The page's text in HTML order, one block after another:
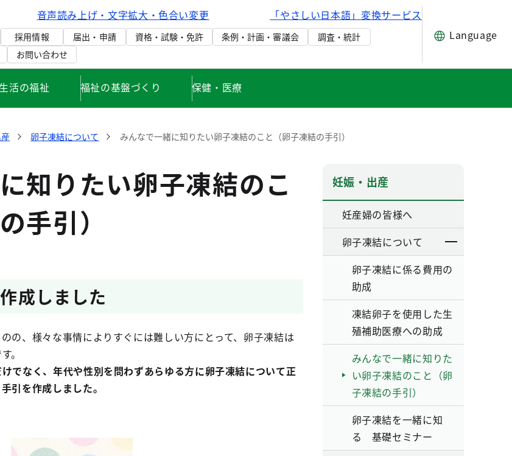
音声読み上げ・文字拡大・色合い変更 「やさしい日本語」変換サービス
採用情報 届出・申請 資格・試験・免許 条例・計画・審議会
調査・統計
お問い合わせ
Language
生活の福祉 福祉の基盤づくり 保健・医療
卵子凍結について みんなで一緒に知りたい卵子凍結のこと（卵子凍結の手引）
知りたい卵子凍結のこ
手引）
成しました
の、様々な事情によりすぐには難しい方にとって、卵子凍結は
。
でなく、年代や性別を問わずあらゆる方に卵子凍結について正
引を作成しました。
妊娠・出産
妊産婦の皆様へ
卵子凍結について
卵子凍結に係る費用の
助成
凍結卵子を使用した生
殖補助医療への助成
みんなで一緒に知りた
い卵子凍結のこと（卵
子凍結の手引）
卵子凍結を一緒に知
る 基礎セミナー